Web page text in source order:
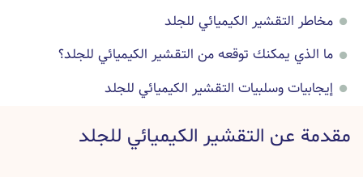
مخاطر التقشير الكيميائي للجلد
ما الذي يمكنك توقعه من التقشير الكيميائي للجلد؟
إيجابيات وسلبيات التقشير الكيميائي للجلد
صور قبل عملية التقشير الكيميائي للجلد وبعدها
مقدمة عن التقشير الكيميائي للجلد